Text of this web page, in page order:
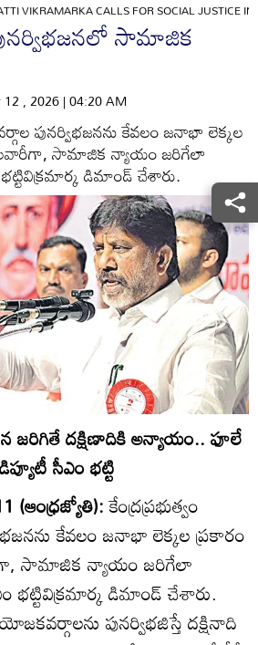
VIKRAMARKA CALLS FOR SOCIAL JUSTICE
సామాజిక
, 2026 | 04:20 AM
పునర్విభజనను కేవలం జనాభా లెక్కల
సామాజిక న్యాయం జరిగేలా
డిమాండ్‌ చేశారు.
దక్షిణాదికి అన్యాయం.. ఫూలే
సీఎం భట్టి
(ఆంధ్రజ్యోతి):కేంద్రప్రభుత్వం
కేవలం జనాభా లెక్కల ప్రకారం
సామాజిక న్యాయం జరిగేలా
భట్టివిక్రమార్క డిమాండ్‌ చేశారు.
పునర్విభజిస్తే దక్షినాది